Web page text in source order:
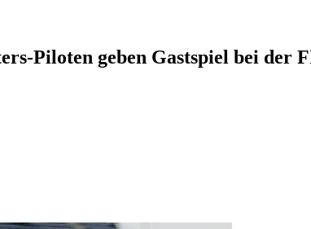
Piloten geben Gastspiel bei der